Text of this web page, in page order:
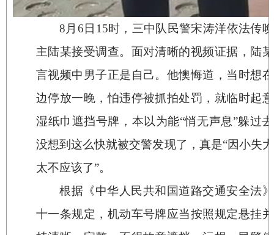
8月 6 日 15时，三中队民警宋涛洋依法传
主陆某接受调查。面对清晰的视频证据，陆
言视频中男子正是自己。他懊悔道，当时想
边停放一晚，怕违停被抓拍处罚，就临时起
湿纸巾遮挡号牌，本以为能“悄无声息”躲过
没想到这么快就被交警发现了，真是“因小失
太不应该了”。
根据《中华人民共和国道路交通安全法
十一条规定，机动车号牌应当按照规定悬挂